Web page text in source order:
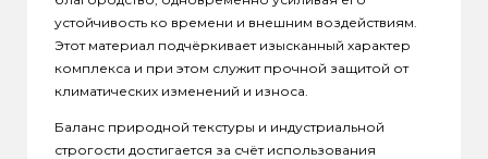
устойчивость ко времени и внешним воздействиям.
Этот материал подчёркивает изысканный характер
комплекса и при этом служит прочной защитой от
климатических изменений и износа.
Баланс природной текстуры и индустриальной
строгости достигается за счёт использования